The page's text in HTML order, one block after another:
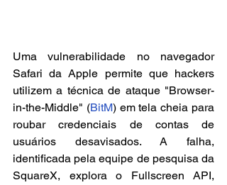
Uma vulnerabilidade no navegador
Safari da Apple permite que hackers
utilizem a técnica de ataque "Browser-
in-the-Middle" (BitM) em tela cheia para
roubar credenciais de contas de
usuários desavisados. A falha,
identificada pela equipe de pesquisa da
SquareX, explora o Fullscreen API,